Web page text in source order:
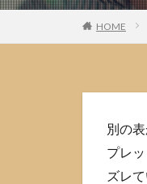
HOME
別の
プレ
ズレ